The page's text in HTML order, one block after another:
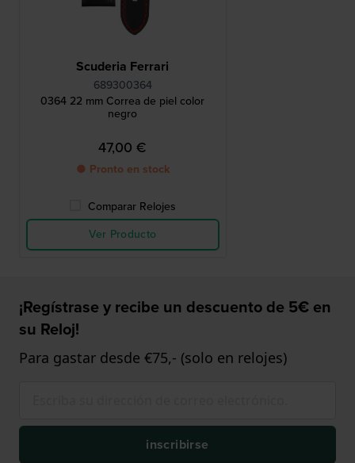
Scuderia Ferrari
689300364
0364 22 mm Correa de piel color
negro
47,00 €
● Pronto en stock
Comparar Relojes
Ver Producto
¡Regístrase y recibe un descuento de 5€ en
su Reloj!
Para gastar desde €75,- (solo en relojes)
inscribirse